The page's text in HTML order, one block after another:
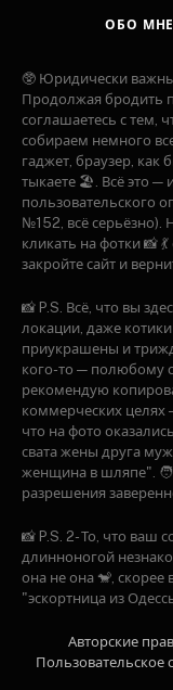
ОБО МНЕ
🥸 Юридически
Продолжая бродить
соглашаетесь с тем,
собираем немного
гаджет, браузер, как
тыкаете 🏖️. Всё это —
пользовательского
№152, всё серьёзно).
кликать на фотки 📸
закройте сайт и
📸 P.S. Всё, что вы
локации, даже
приукрашены и
кого-то — полюбому
рекомендую
коммерческих целях
что на фото
свата жены друга
женщина в шляпе".
разрешения
📸 P.S. 2- То, что ваш
длинноногой
она не она 🐒, скорее
"эскортница из
Авторские
Пользовательское